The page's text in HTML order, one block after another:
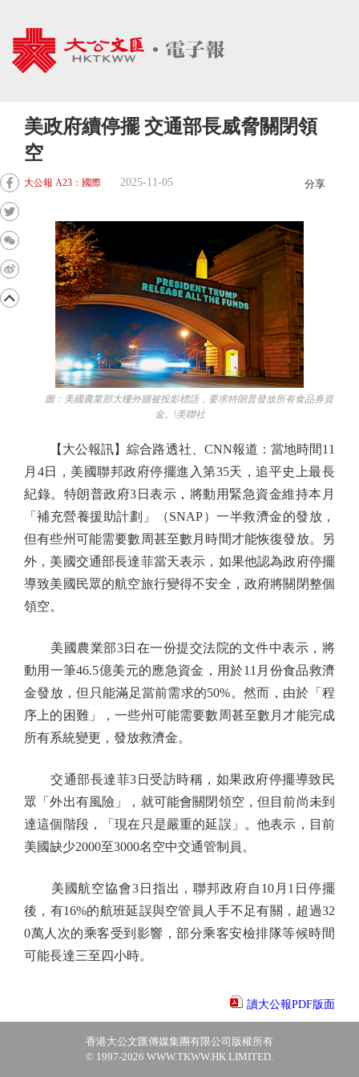
美政府續停擺 交通部長威脅關閉領
空
大公報 A23：國際 2025-11-05 分享
圖：美國農業部大樓外牆被投影標語，要求特朗普發放所有食品券資
金。\美聯社
【大公報訊】綜合路透社、CNN報道：當地時間11
月4日，美國聯邦政府停擺進入第35天，追平史上最長
紀錄。特朗普政府3日表示，將動用緊急資金維持本月
「補充營養援助計劃」（SNAP）一半救濟金的發放，
但有些州可能需要數周甚至數月時間才能恢復發放。另
外，美國交通部長達菲當天表示，如果他認為政府停擺
導致美國民眾的航空旅行變得不安全，政府將關閉整個
領空。
美國農業部3日在一份提交法院的文件中表示，將
動用一筆46.5億美元的應急資金，用於11月份食品救濟
金發放，但只能滿足當前需求的50%。然而，由於「程
序上的困難」，一些州可能需要數周甚至數月才能完成
所有系統變更，發放救濟金。
交通部長達菲3日受訪時稱，如果政府停擺導致民
眾「外出有風險」，就可能會關閉領空，但目前尚未到
達這個階段，「現在只是嚴重的延誤」。他表示，目前
美國缺少2000至3000名空中交通管制員。
美國航空協會3日指出，聯邦政府自10月1日停擺
後，有16%的航班延誤與空管員人手不足有關，超過32
0萬人次的乘客受到影響，部分乘客安檢排隊等候時間
可能長達三至四小時。
讀大公報PDF版面
香港大公文匯傳媒集團有限公司版權所有
© 1997-2026 WWW.TKWW.HK LIMITED.